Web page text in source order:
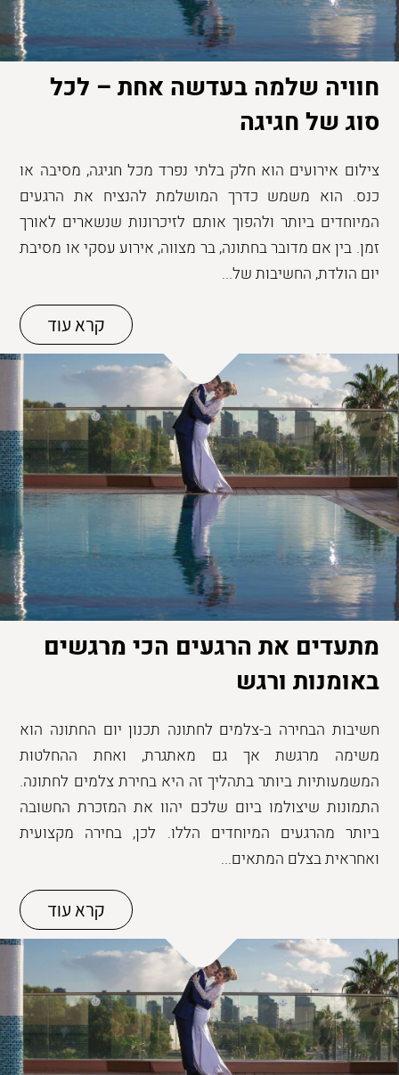
חוויה שלמה בעדשה אחת – לכל
סוג של חגיגה
צילום אירועים הוא חלק בלתי נפרד מכל חגיגה, מסיבה או
כנס. הוא משמש כדרך המושלמת להנציח את הרגעים
המיוחדים ביותר ולהפוך אותם לזיכרונות שנשארים לאורך
זמן. בין אם מדובר בחתונה, בר מצווה, אירוע עסקי או מסיבת
יום הולדת, החשיבות של...
קרא עוד
מתעדים את הרגעים הכי מרגשים
באומנות ורגש
חשיבות הבחירה ב-צלמים לחתונה תכנון יום החתונה הוא
משימה מרגשת אך גם מאתגרת, ואחת ההחלטות
המשמעותיות ביותר בתהליך זה היא בחירת צלמים לחתונה.
התמונות שיצולמו ביום שלכם יהוו את המזכרת החשובה
ביותר מהרגעים המיוחדים הללו. לכן, בחירה מקצועית
ואחראית בצלם המתאים...
קרא עוד